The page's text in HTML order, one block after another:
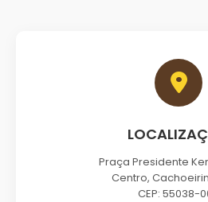
Praça Presidente
Centro,
CEP: 55038-